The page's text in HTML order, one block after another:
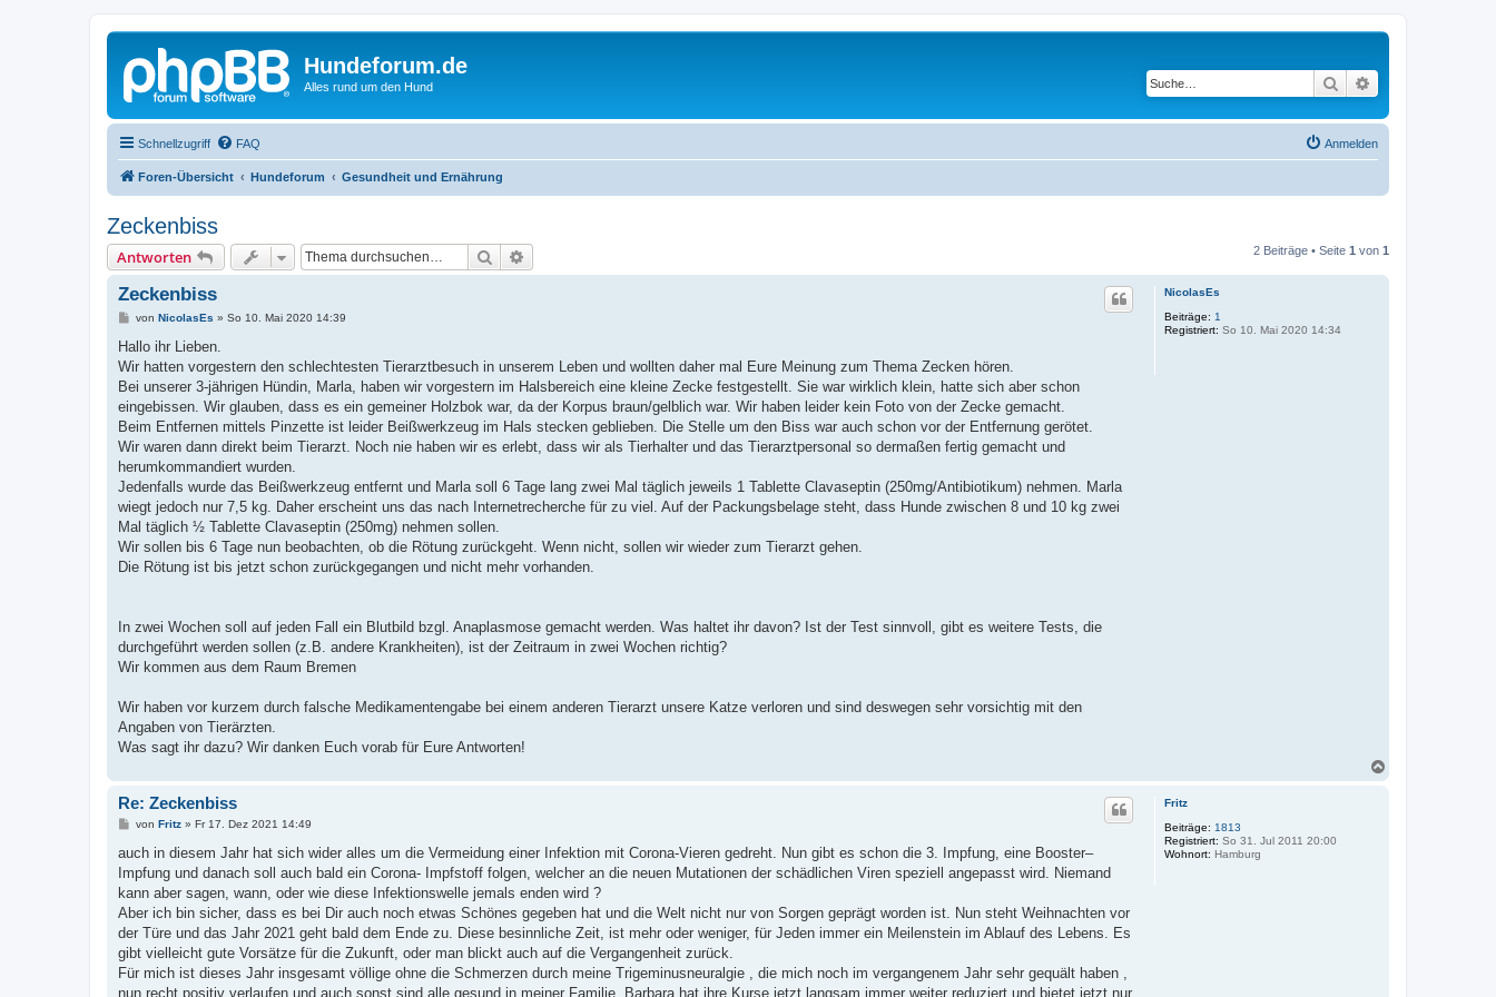
Hundeforum.de
Alles rund um den Hund Suche
Schnellzugriff FAQ Anmelden
Foren-Übersicht Hundeforum Gesundheit und Ernährung
Zeckenbiss
Antworten Suche 2 Beiträge • Seite 1 von 1
NicolasEs
Beiträge: 1
Registriert: So 10. Mai 2020 14:34
Zeckenbiss
B
i
r
a
von NicolasEs » So 10. Mai 2020 14:39
Hallo ihr Lieben.
Wir hatten vorgestern den schlechtesten Tierarztbesuch in unserem Leben und wollten daher mal Eure Meinung zum Thema Zecken hören.
Bei unserer 3-jährigen Hündin, Marla, haben wir vorgestern im Halsbereich eine kleine Zecke festgestellt. Sie war wirklich klein, hatte sich aber schon
eingebissen. Wir glauben, dass es ein gemeiner Holzbok war, da der Korpus braun/gelblich war. Wir haben leider kein Foto von der Zecke gemacht.
Beim Entfernen mittels Pinzette ist leider Beißwerkzeug im Hals stecken geblieben. Die Stelle um den Biss war auch schon vor der Entfernung gerötet.
Wir waren dann direkt beim Tierarzt. Noch nie haben wir es erlebt, dass wir als Tierhalter und das Tierarztpersonal so dermaßen fertig gemacht und
herumkommandiert wurden.
Jedenfalls wurde das Beißwerkzeug entfernt und Marla soll 6 Tage lang zwei Mal täglich jeweils 1 Tablette Clavaseptin (250mg/Antibiotikum) nehmen. Marla
wiegt jedoch nur 7,5 kg. Daher erscheint uns das nach Internetrecherche für zu viel. Auf der Packungsbelage steht, dass Hunde zwischen 8 und 10 kg zwei
Mal täglich ½ Tablette Clavaseptin (250mg) nehmen sollen.
Wir sollen bis 6 Tage nun beobachten, ob die Rötung zurückgeht. Wenn nicht, sollen wir wieder zum Tierarzt gehen.
Die Rötung ist bis jetzt schon zurückgegangen und nicht mehr vorhanden.
In zwei Wochen soll auf jeden Fall ein Blutbild bzgl. Anaplasmose gemacht werden. Was haltet ihr davon? Ist der Test sinnvoll, gibt es weitere Tests, die
durchgeführt werden sollen (z.B. andere Krankheiten), ist der Zeitraum in zwei Wochen richtig?
Wir kommen aus dem Raum Bremen
Wir haben vor kurzem durch falsche Medikamentengabe bei einem anderen Tierarzt unsere Katze verloren und sind deswegen sehr vorsichtig mit den
Angaben von Tierärzten.
Was sagt ihr dazu? Wir danken Euch vorab für Eure Antworten!
Fritz
Beiträge: 1813
Registriert: So 31. Jul 2011 20:00
Wohnort: Hamburg
Re: Zeckenbiss
B
i
r
a
von Fritz» Fr 17. Dez 2021 14:49
auch in diesem Jahr hat sich wider alles um die Vermeidung einer Infektion mit Corona-Vieren gedreht. Nun gibt es schon die 3. Impfung, eine Booster–
Impfung und danach soll auch bald ein Corona- Impfstoff folgen, welcher an die neuen Mutationen der schädlichen Viren speziell angepasst wird. Niemand
kann aber sagen, wann, oder wie diese Infektionswelle jemals enden wird ?
Aber ich bin sicher, dass es bei Dir auch noch etwas Schönes gegeben hat und die Welt nicht nur von Sorgen geprägt worden ist. Nun steht Weihnachten vor
der Türe und das Jahr 2021 geht bald dem Ende zu. Diese besinnliche Zeit, ist mehr oder weniger, für Jeden immer ein Meilenstein im Ablauf des Lebens. Es
gibt vielleicht gute Vorsätze für die Zukunft, oder man blickt auch auf die Vergangenheit zurück.
Für mich ist dieses Jahr insgesamt völlige ohne die Schmerzen durch meine Trigeminusneuralgie , die mich noch im vergangenem Jahr sehr gequält haben ,
nun recht positiv verlaufen und auch sonst sind alle gesund in meiner Familie. Barbara hat ihre Kurse jetzt langsam immer weiter reduziert und bietet jetzt nur